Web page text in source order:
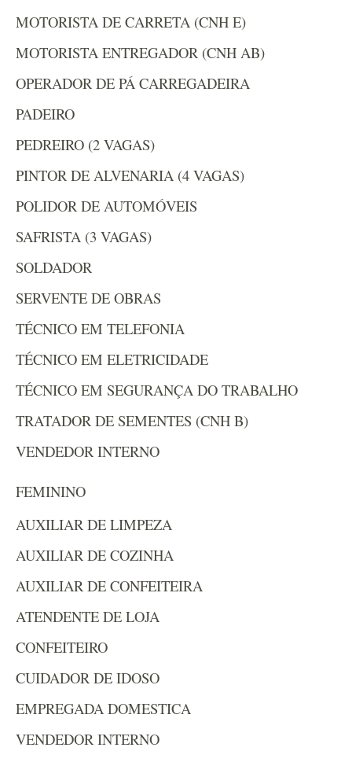
MOTORISTA DE CARRETA (CNH E)
MOTORISTA ENTREGADOR (CNH AB)
OPERADOR DE PÁ CARREGADEIRA
PADEIRO
PEDREIRO (2 VAGAS)
PINTOR DE ALVENARIA (4 VAGAS)
POLIDOR DE AUTOMÓVEIS
SAFRISTA (3 VAGAS)
SOLDADOR
SERVENTE DE OBRAS
TÉCNICO EM TELEFONIA
TÉCNICO EM ELETRICIDADE
TÉCNICO EM SEGURANÇA DO TRABALHO
TRATADOR DE SEMENTES (CNH B)
VENDEDOR INTERNO
​FEMININO
AUXILIAR DE LIMPEZA
AUXILIAR DE COZINHA
AUXILIAR DE CONFEITEIRA
ATENDENTE DE LOJA
CONFEITEIRO
CUIDADOR DE IDOSO
EMPREGADA DOMESTICA
VENDEDOR INTERNO